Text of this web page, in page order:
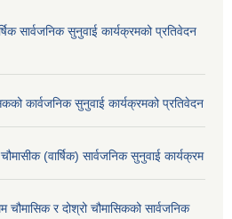
सार्वजनिक सुनुवाई कार्यक्रमको प्रतिवेदन
कार्वजनिक सुनुवाई कार्यक्रमको प्रतिवेदन
(वार्षिक) सार्वजनिक सुनुवाई कार्यक्रम
र दोश्रो चौमासिकको सार्वजनिक